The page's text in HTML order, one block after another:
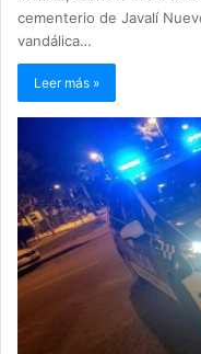
cementerio de Javalí
vandálica…
Leer más »